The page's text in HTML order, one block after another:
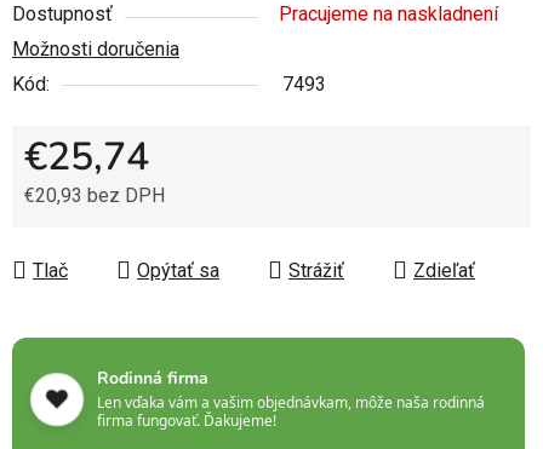
Dostupnosť
Pracujeme na naskladnení
Možnosti doručenia
Kód:
7493
€25,74
€20,93 bez DPH
Tlač
Opýtať sa Strážiť Zdieľať
❤️
Rodinná firma
Len vďaka vám a vašim objednávkam, môže naša rodinná
firma fungovať. Ďakujeme!